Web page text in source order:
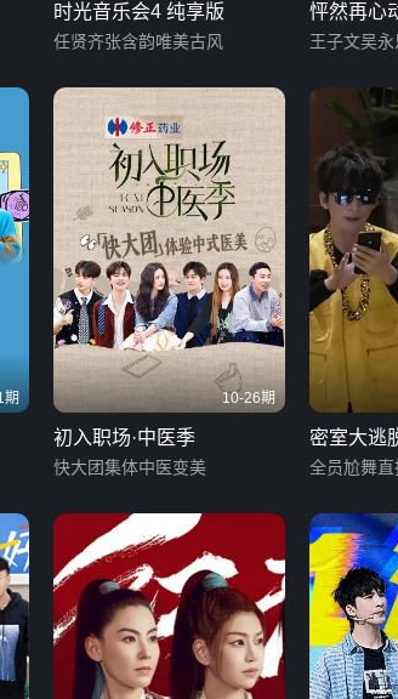
时光音乐会4 纯享版
任贤齐张含韵唯美古风
怦然再心
王子文吴
期 10-26期
初入职场·中医季
快大团集体中医变美
密室大逃
全员尬舞